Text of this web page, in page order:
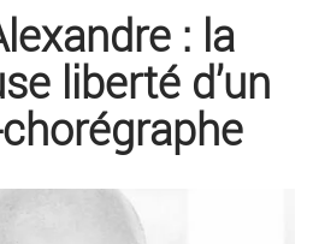
: la
liberté d’un